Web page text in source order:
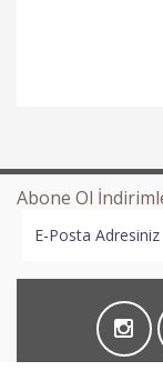
Abone Ol